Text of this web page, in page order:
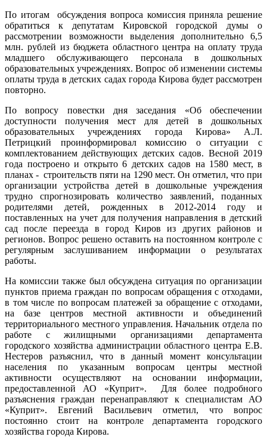
По итогам обсуждения вопроса комиссия приняла решение
обратиться к депутатам Кировской городской думы о
рассмотрении возможности выделения дополнительно 6,5
млн. рублей из бюджета областного центра на оплату труда
младшего обслуживающего персонала в дошкольных
образовательных учреждениях. Вопрос об изменении системы
оплаты труда в детских садах города Кирова будет рассмотрен
повторно.
По вопросу повестки дня заседания «Об обеспечении
доступности получения мест для детей в дошкольных
образовательных учреждениях города Кирова» А.Л.
Петрицкий проинформировал комиссию о ситуации с
комплектованием действующих детских садов. Весной 2019
года построено и открыто 6 детских садов на 1580 мест, в
планах - строительств пяти на 1290 мест. Он отметил, что при
организации устройства детей в дошкольные учреждения
трудно спрогнозировать количество заявлений, поданных
родителями детей, рожденных в 2012-2014 году и
поставленных на учет для получения направления в детский
сад после переезда в город Киров из других районов и
регионов. Вопрос решено оставить на постоянном контроле с
регулярным заслушиванием информации о результатах
работы.
На комиссии также был обсуждена ситуация по организации
пунктов приема граждан по вопросам обращения с отходами,
в том числе по вопросам платежей за обращение с отходами,
на базе центров местной активности и объединений
территориального местного управления. Начальник отдела по
работе с жилищными организациями департамента
городского хозяйства администрации областного центра Е.В.
Нестеров разъяснил, что в данный момент консультации
населения по указанным вопросам центры местной
активности осуществляют на основании информации,
предоставленной АО «Куприт». Для более подробного
разъяснения граждан перенаправляют к специалистам АО
«Куприт». Евгений Васильевич отметил, что вопрос
постоянно стоит на контроле департамента городского
хозяйства города Кирова.